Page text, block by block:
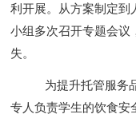
利开展。从方案制定到
小组多次召开专题会议
失。
为提升托管服务
专人负责学生的饮食安